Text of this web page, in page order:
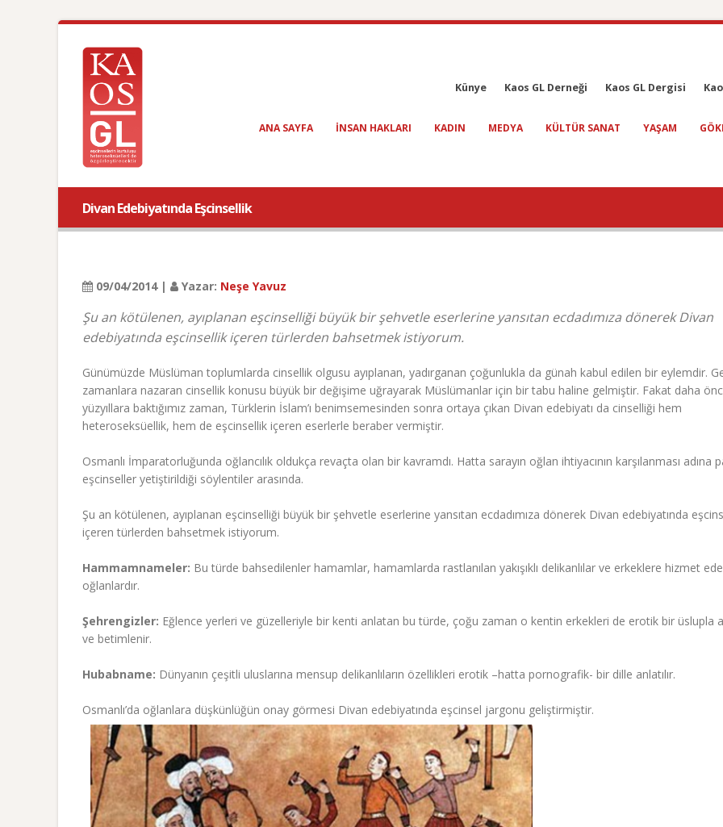
Künye Kaos GL Derneği Kaos GL Dergisi
ANA SAYFA INSAN HAKLARI KADIN MEDYA KÜLTÜR SANAT YAŞAM
Divan Edebiyatında Eşcinsellik
09/04/2014 | Yazar: Neşe Yavuz
Şu an kötülenen, ayıplanan eşcinselliği büyük bir şehvetle eserlerine yansıtan ecdadımıza dönerek Divan
edebiyatında eşcinsellik içeren türlerden bahsetmek istiyorum.
Günümüzde Müslüman toplumlarda cinsellik olgusu ayıplanan, yadırganan çoğunlukla da günah kabul edilen bir eylemdir.
zamanlara nazaran cinsellik konusu büyük bir değişime uğrayarak Müslümanlar için bir tabu haline gelmiştir. Fakat daha
yüzyıllara baktığımız zaman, Türklerin İslam’ı benimsemesinden sonra ortaya çıkan Divan edebiyatı da cinselliği hem
heteroseksüellik, hem de eşcinsellik içeren eserlerle beraber vermiştir.
Osmanlı İmparatorluğunda oğlancılık oldukça revaçta olan bir kavramdı. Hatta sarayın oğlan ihtiyacının karşılanması adına
eşcinseller yetiştirildiği söylentiler arasında.
Şu an kötülenen, ayıplanan eşcinselliği büyük bir şehvetle eserlerine yansıtan ecdadımıza dönerek Divan edebiyatında
içeren türlerden bahsetmek istiyorum.
Hammamnameler: Bu türde bahsedilenler hamamlar, hamamlarda rastlanılan yakışıklı delikanlılar ve erkeklere hizmet
oğlanlardır.
Şehrengizler: Eğlence yerleri ve güzelleriyle bir kenti anlatan bu türde, çoğu zaman o kentin erkekleri de erotik bir üslupla
ve betimlenir.
Hubabname: Dünyanın çeşitli uluslarına mensup delikanlıların özellikleri erotik –hatta pornografik- bir dille anlatılır.
Osmanlı’da oğlanlara düşkünlüğün onay görmesi Divan edebiyatında eşcinsel jargonu geliştirmiştir.